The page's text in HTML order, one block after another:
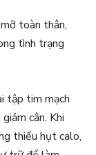
toàn thân,
tình trạng
tập tim mạch
cân. Khi
thiếu hụt calo,